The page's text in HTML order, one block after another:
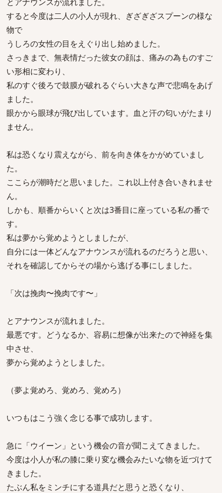
すると今度は二人の小人が現れ、ぎざぎざスプーンの様な
物で
うしろの女性の目をえぐり出し始めました。
さっきまで、無表情だった彼女の顔は、痛みの為ものすご
い形相に変わり、
私のすぐ後ろで鼓膜が破れるぐらい大きな声で悲鳴をあげ
ました。
眼かから眼球が飛び出しています。血と汗の匂いがたまり
ません。
私は恐くなり震えながら、前を向き体をかがめていまし
た。
ここらが潮時だと思いました。これ以上付き合いきれませ
ん。
しかも、順番からいくと次は3番目に座っている私の番で
す。
私は夢から覚めようとしましたが、
自分には一体どんなアナウンスが流れるのだろうと思い、
それを確認してからその場から逃げる事にしました。
「次は挽肉〜挽肉です〜」
とアナウンスが流れました。
最悪です。どうなるか、容易に想像が出来たので神経を集
中させ、
夢から覚めようとしました。
（夢よ覚めろ、覚めろ、覚めろ）
いつもはこう強く念じる事で成功します。
急に「ウイーン」という機会の音が聞こえてきました。
今度は小人が私の膝に乗り変な機会みたいな物を近づけて
きました。
たぶん私をミンチにする道具だと思うと恐くなり、